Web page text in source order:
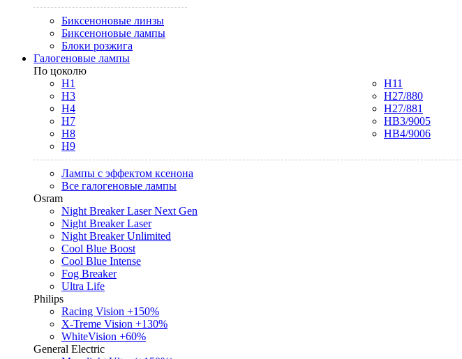
Биксеноновые линзы
Биксеноновые лампы
Блоки розжига
Галогеновые лампы
По цоколю
H1
H3
H4
H7
H8
H9
H11
H27/880
H27/881
HB3/9005
HB4/9006
Лампы с эффектом ксенона
Все галогеновые лампы
Osram
Night Breaker Laser Next Gen
Night Breaker Laser
Night Breaker Unlimited
Cool Blue Boost
Cool Blue Intense
Fog Breaker
Ultra Life
Philips
Racing Vision +150%
X-Treme Vision +130%
WhiteVision +60%
General Electric